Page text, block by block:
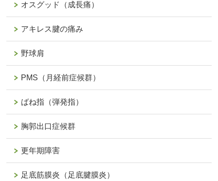
オスグッド（成長痛）
アキレス腱の痛み
野球肩
PMS（月経前症候群）
ばね指（弾発指）
胸郭出口症候群
更年期障害
足底筋膜炎（足底腱膜炎）